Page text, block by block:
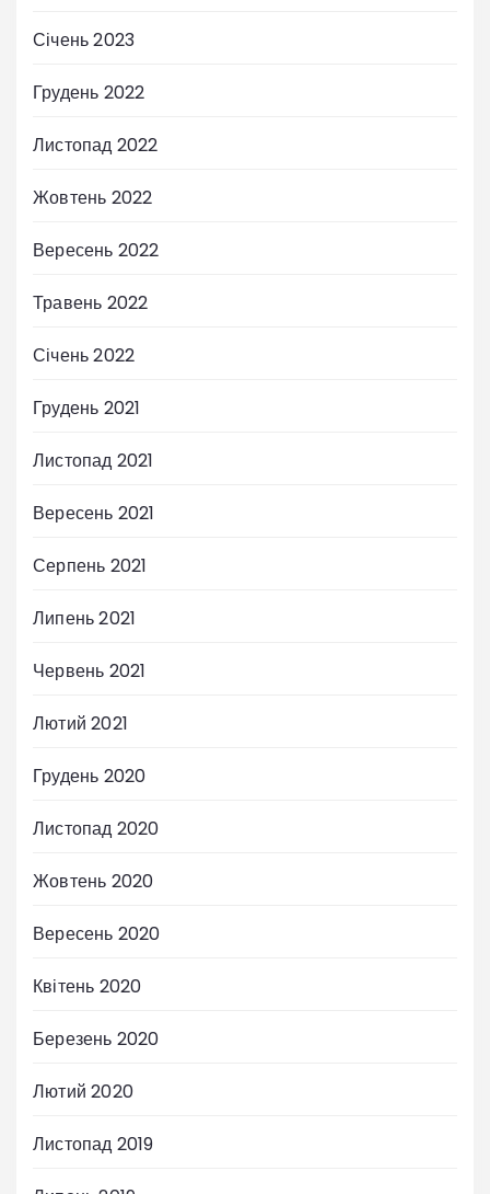
Січень 2023
Грудень 2022
Листопад 2022
Жовтень 2022
Вересень 2022
Травень 2022
Січень 2022
Грудень 2021
Листопад 2021
Вересень 2021
Серпень 2021
Липень 2021
Червень 2021
Лютий 2021
Грудень 2020
Листопад 2020
Жовтень 2020
Вересень 2020
Квітень 2020
Березень 2020
Лютий 2020
Листопад 2019